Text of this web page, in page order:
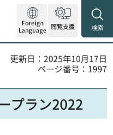
Foreign
Language 閲覧支援 検索
更新日：2025年10月17日
ページ番号：1997
プラン2022